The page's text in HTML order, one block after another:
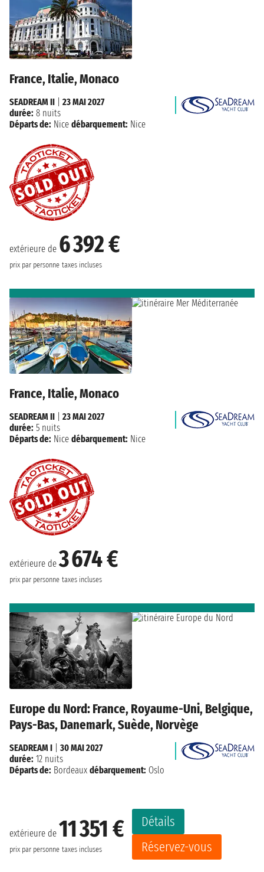
France, Italie, Monaco
extérieure de 6 392 €
prix par personne taxes incluses
SEADREAM II
23 MAI 2027
durée: 8 nuits
Départs de: Nice débarquement: Nice
France, Italie, Monaco
extérieure de3 674 €
prix par personne taxes incluses
SEADREAM II
23 MAI 2027
durée: 5 nuits
Départs de: Nice débarquement: Nice
Europe du Nord: France, Royaume-Uni, Belgique,
Pays-Bas, Danemark, Suède, Norvège
extérieure de 11 351 €
prix par personne taxes incluses
Détails
Réservez-vous
SEADREAM I
30 MAI 2027
durée: 12 nuits
Départs de: Bordeaux débarquement: Oslo